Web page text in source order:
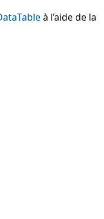
à l’aide de la